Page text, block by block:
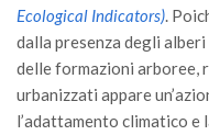
GdL Infrastrutture,
GdL Boschi Vetusti
GdL “TreeTalkers”
GdL Boschi Cedui
Ecological Indicators).
dalla presenza degli
delle formazioni arboree,
urbanizzati appare
l’adattamento climatico